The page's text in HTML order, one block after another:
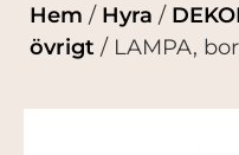
Hem / Hyra /
övrigt / LAMPA,